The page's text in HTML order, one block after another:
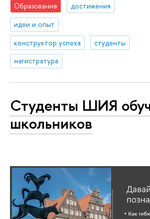
Образование
достижения
идеи и опыт
конструктор успеха
студенты
магистратура
Студенты ШИЯ
школьников